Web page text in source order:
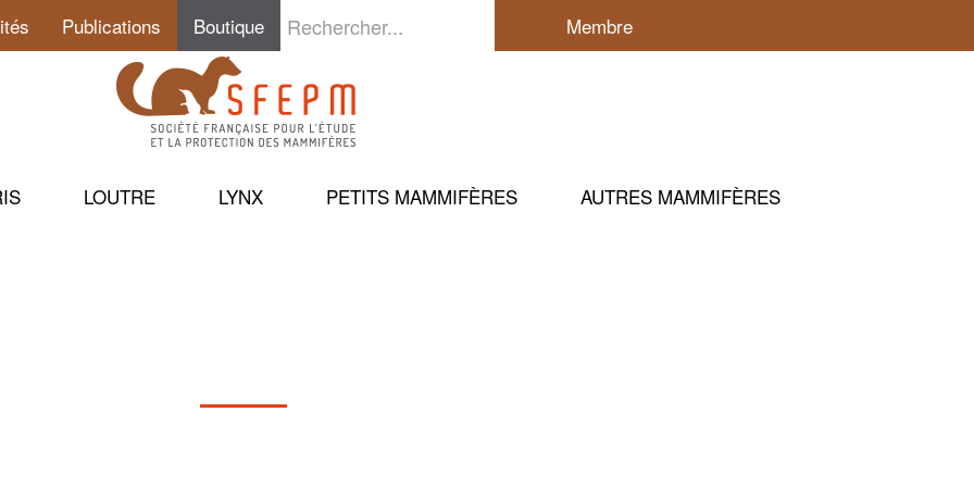
Membre
Publications Boutique
LOUTRE LYNX PETITS MAMMIFÈRES AUTRES MAMMIFÈRES